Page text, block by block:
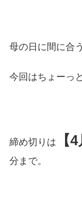
母の日に間に合
今回はちょーっ
締め切りは 【
分まで。